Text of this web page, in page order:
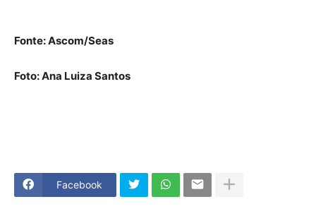
Fonte: Ascom/Seas
Foto: Ana Luiza Santos
Facebook